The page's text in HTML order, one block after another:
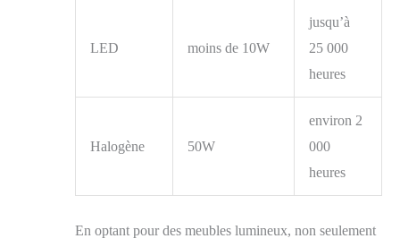
LED moins de 10W
jusqu’à
25 000
heures
Halogène 50W
environ 2
000
heures
En optant pour des meubles lumineux, non seulement